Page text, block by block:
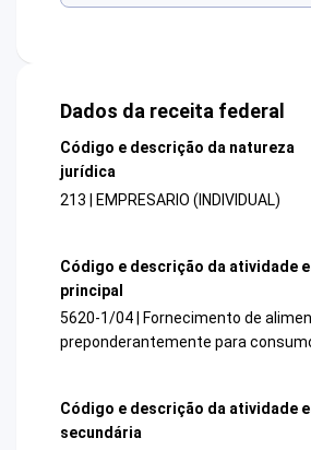
Dados da receita federal
Código e descrição da natureza
jurídica
213 | EMPRESARIO (INDIVIDUAL)
Código e descrição da atividade
principal
5620-1/04 | Fornecimento de
preponderantemente para
Código e descrição da atividade
secundária